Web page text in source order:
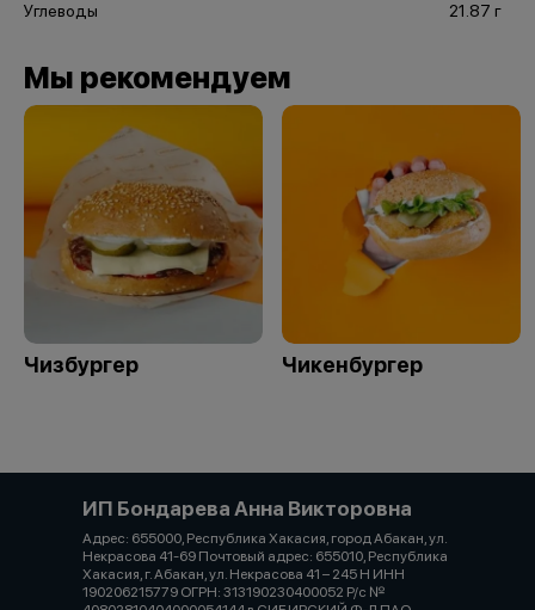
Углеводы
21.87 г
Мы рекомендуем
Чизбургер Чикенбургер
ИП Бондарева Анна Викторовна
Адрес: 655000, Республика Хакасия, город Абакан, ул.
Некрасова 41-69 Почтовый адрес: 655010, Республика
Хакасия, г. Абакан, ул. Некрасова 41 – 245 Н ИНН
190206215779 ОГРН: 313190230400052 Р/с №